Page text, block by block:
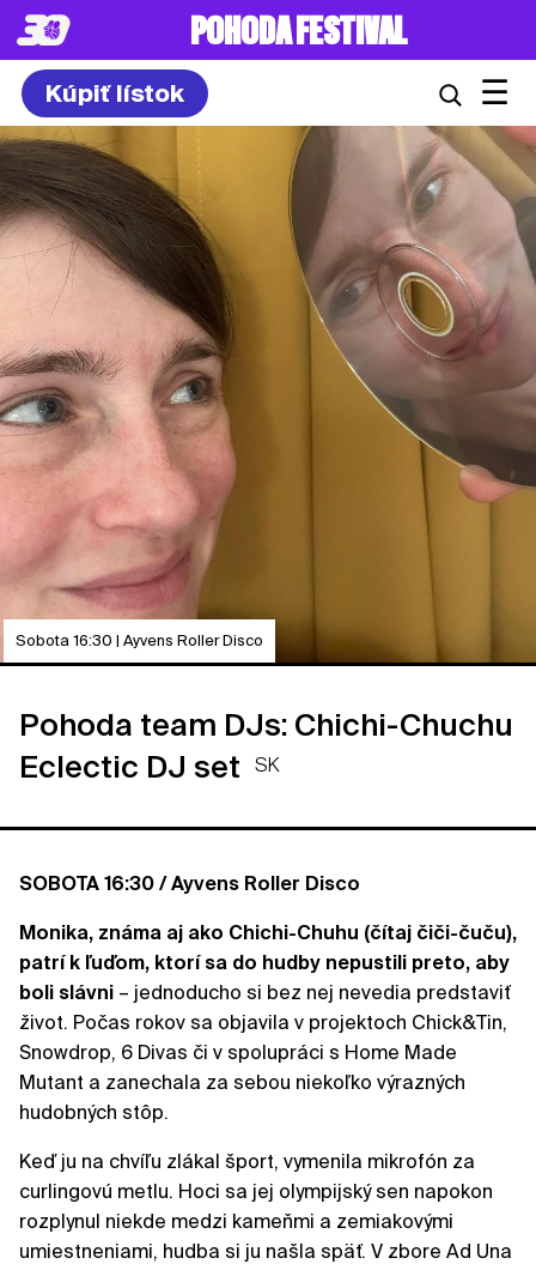
POHODA FESTIVAL
Kúpiť lístok ☰
Sobota 16:30 | Ayvens Roller Disco
Pohoda team DJs: Chichi-Chuchu
Eclectic DJ set
SK
SOBOTA 16:30 / Ayvens Roller Disco
Monika, známa aj ako Chichi-Chuhu (čítaj čiči-čuču),
patrí k ľuďom, ktorí sa do hudby nepustili preto, aby
boli slávni – jednoducho si bez nej nevedia predstaviť
život. Počas rokov sa objavila v projektoch Chick&Tin,
Snowdrop, 6 Divas či v spolupráci s Home Made
Mutant a zanechala za sebou niekoľko výrazných
hudobných stôp.
Keď ju na chvíľu zlákal šport, vymenila mikrofón za
curlingovú metlu. Hoci sa jej olympijský sen napokon
rozplynul niekde medzi kameňmi a zemiakovými
umiestneniami, hudba si ju našla späť. V zbore Ad Una